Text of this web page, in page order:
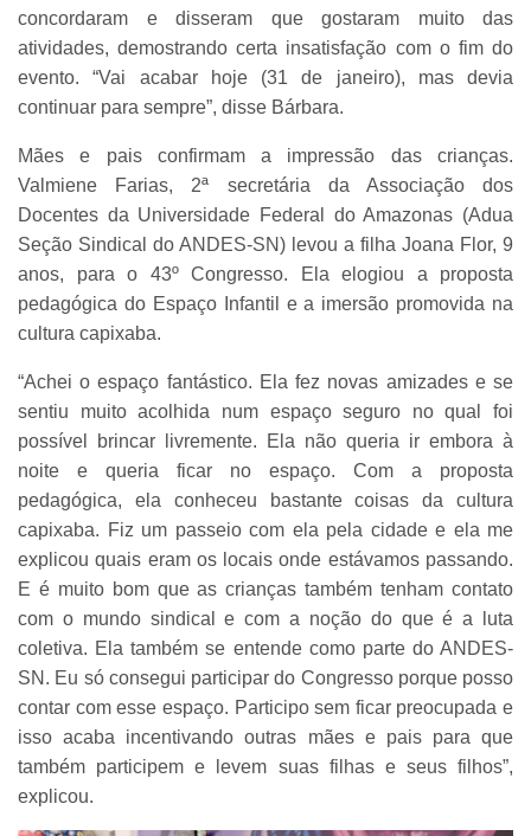
concordaram e disseram que gostaram muito das
atividades, demostrando certa insatisfação com o fim do
evento. “Vai acabar hoje (31 de janeiro), mas devia
continuar para sempre”, disse Bárbara.
Mães e pais confirmam a impressão das crianças.
Valmiene Farias, 2ª secretária da Associação dos
Docentes da Universidade Federal do Amazonas (Adua
Seção Sindical do ANDES-SN) levou a filha Joana Flor, 9
anos, para o 43º Congresso. Ela elogiou a proposta
pedagógica do Espaço Infantil e a imersão promovida na
cultura capixaba.
“Achei o espaço fantástico. Ela fez novas amizades e se
sentiu muito acolhida num espaço seguro no qual foi
possível brincar livremente. Ela não queria ir embora à
noite e queria ficar no espaço. Com a proposta
pedagógica, ela conheceu bastante coisas da cultura
capixaba. Fiz um passeio com ela pela cidade e ela me
explicou quais eram os locais onde estávamos passando.
E é muito bom que as crianças também tenham contato
com o mundo sindical e com a noção do que é a luta
coletiva. Ela também se entende como parte do ANDES-
SN. Eu só consegui participar do Congresso porque posso
contar com esse espaço. Participo sem ficar preocupada e
isso acaba incentivando outras mães e pais para que
também participem e levem suas filhas e seus filhos”,
explicou.